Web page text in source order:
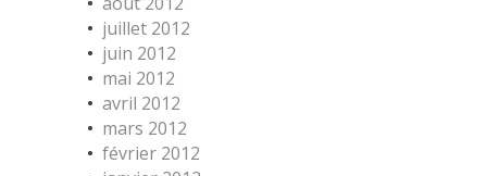
juillet 2012
juin 2012
mai 2012
avril 2012
mars 2012
février 2012